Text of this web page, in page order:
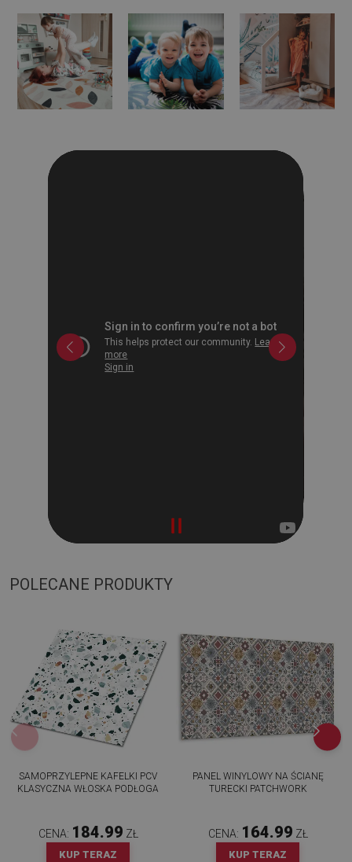
POLECANE PRODUKTY
SAMOPRZYLEPNE KAFELKI PCV
KLASYCZNA WŁOSKA PODŁOGA
CENA: 184.99 ZŁ
KUP TERAZ
PANEL WINYLOWY NA ŚCIANĘ
TURECKI PATCHWORK
CENA: 164.99 ZŁ
KUP TERAZ